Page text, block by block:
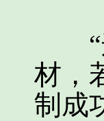
“这
材，
制成